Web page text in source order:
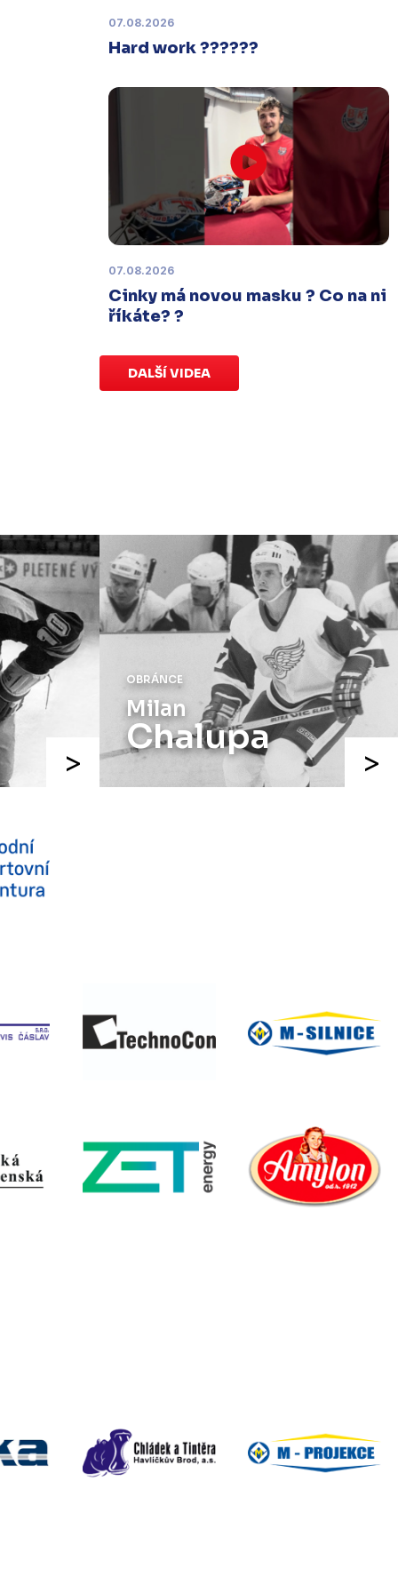
Úterý 27. ledna |Utkání 32. kola v
, které se mělo původně
odehrát 31. ledna, bylo z důvodu
marodky Králů
odloženo. Kluby se
domluvily na náhradním termínu,
Bruslaři se s Pískem utkají venku
pondělí 16. února od 18:00
Charitativní aukce
Sobota 3. ledna | Vydražte si na
na pomoc předčasně narozeným
dětem.Charitativní aukce
proti Ústí nad Labem, které se mělo
původně odehrát 15. listopadu, bylo z
důvodu marodky Slovanuodloženo
Kluby se domluvily na náhradním
termínu, Bruslaři se s Ústím nad
Labem utkají domav Kotlině ve
středu 26. listopadu od 18:00
07.08.2026
Hard work ??????
07.08.2026
Cinky má novou masku ? Co na ni
říkáte? ?
DALŠÍ VIDEA
OBRÁNCE
Milan
Chalupa